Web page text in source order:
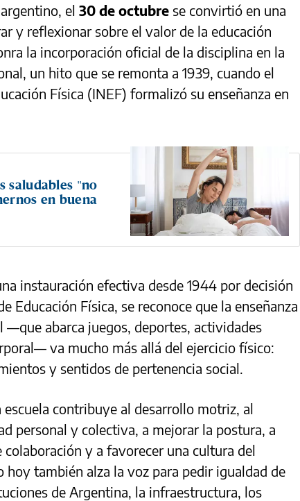
el 30 de octubre se convirtió en una
y reflexionar sobre el valor de la educación
la incorporación oficial de la disciplina en la
un hito que se remonta a 1939, cuando el
Física (INEF) formalizó su enseñanza en
saludables "no
en buena
instauración efectiva desde 1944 por decisión
Educación Física, se reconoce que la enseñanza
abarca juegos, deportes, actividades
va mucho más allá del ejercicio físico:
y sentidos de pertenencia social.
escuela contribuye al desarrollo motriz, al
personal y colectiva, a mejorar la postura, a
y a favorecer una cultura del
hoy también alza la voz para pedir igualdad de
de Argentina, la infraestructura, los